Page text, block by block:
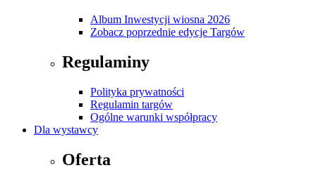
Album Inwestycji wiosna 2026
Zobacz poprzednie edycje Targów
Regulaminy
Polityka prywatności
Regulamin targów
Ogólne warunki współpracy
Dla wystawcy
Oferta